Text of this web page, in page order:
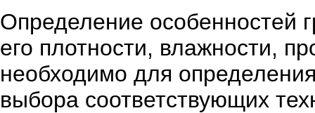
Определение особенностей
его плотности, влажности,
необходимо для
выбора соответствующих